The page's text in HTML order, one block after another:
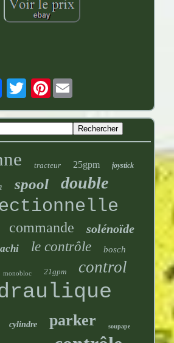
Pinterest
tracteur 25gpm joystick
spool double
commande solénoïde
le contrôle bosch
monobloc 21gpm control
cylindre parker soupape